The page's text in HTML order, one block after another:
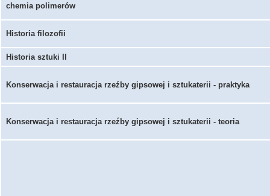
chemia polimerów
Historia filozofii
Historia sztuki II
Konserwacja i restauracja rzeźby gipsowej i sztukaterii - praktyka
Konserwacja i restauracja rzeźby gipsowej i sztukaterii - teoria